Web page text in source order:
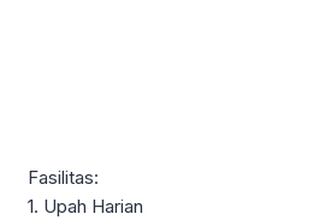
Fasilitas:
1. Upah Harian